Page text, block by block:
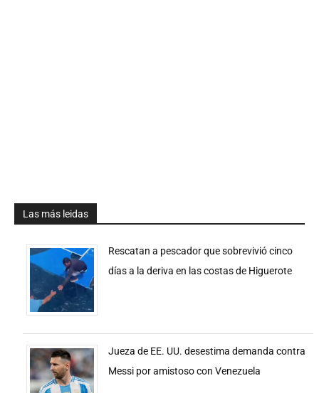
Las más leidas
Rescatan a pescador que sobrevivió cinco
días a la deriva en las costas de Higuerote
Jueza de EE. UU. desestima demanda contra
Messi por amistoso con Venezuela